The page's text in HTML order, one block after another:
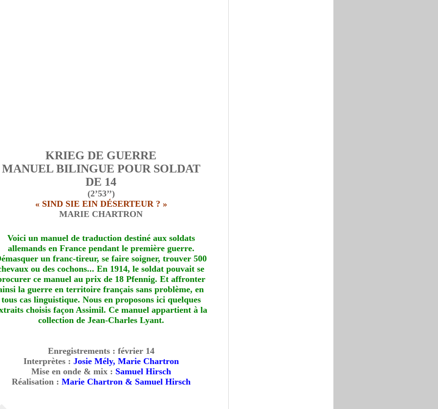
KRIEG DE GUERRE
MANUEL BILINGUE POUR SOLDAT
DE 14
(2’53’’)
« SIND SIE EIN DÉSERTEUR ? »
MARIE CHARTRON
Voici un manuel de traduction destiné aux soldats
allemands en France pendant le première guerre.
un franc-tireur, se faire soigner, trouver 500
ou des cochons... En 1914, le soldat pouvait se
ce manuel au prix de 18 Pfennig. Et affronter
la guerre en territoire français sans problème, en
tous cas linguistique. Nous en proposons ici quelques
choisis façon Assimil. Ce manuel appartient à la
collection de Jean-Charles Lyant.
Enregistrements : février 14
Interprètes : Josie Mély, Marie Chartron
Mise en onde & mix : Samuel Hirsch
Réalisation : Marie Chartron & Samuel Hirsch